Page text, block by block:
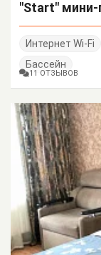
"Start" мини-
Интернет Wi-Fi
Бассейн
11 ОТЗЫВОВ